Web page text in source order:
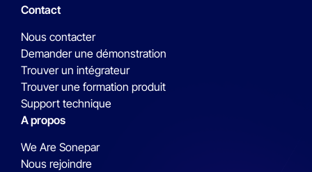
Contact
Nous contacter
Demander une démonstration
Trouver un intégrateur
Trouver une formation produit
Support technique
A propos
We Are Sonepar
Nous rejoindre